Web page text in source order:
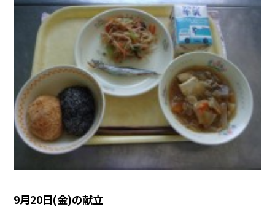
9月20日(金)の献立